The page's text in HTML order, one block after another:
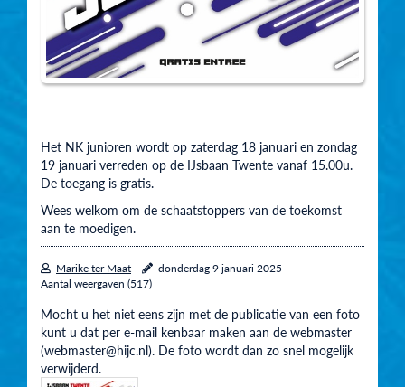
Het NK junioren wordt op zaterdag 18 januari en zondag
19 januari verreden op de IJsbaan Twente vanaf 15.00u.
De toegang is gratis.
Wees welkom om de schaatstoppers van de toekomst
aan te moedigen.
Marike ter Maat
donderdag 9 januari 2025
Aantal weergaven (517)
Mocht u het niet eens zijn met de publicatie van een foto
kunt u dat per e-mail kenbaar maken aan de webmaster
(webmaster@hijc.nl). De foto wordt dan zo snel mogelijk
verwijderd.